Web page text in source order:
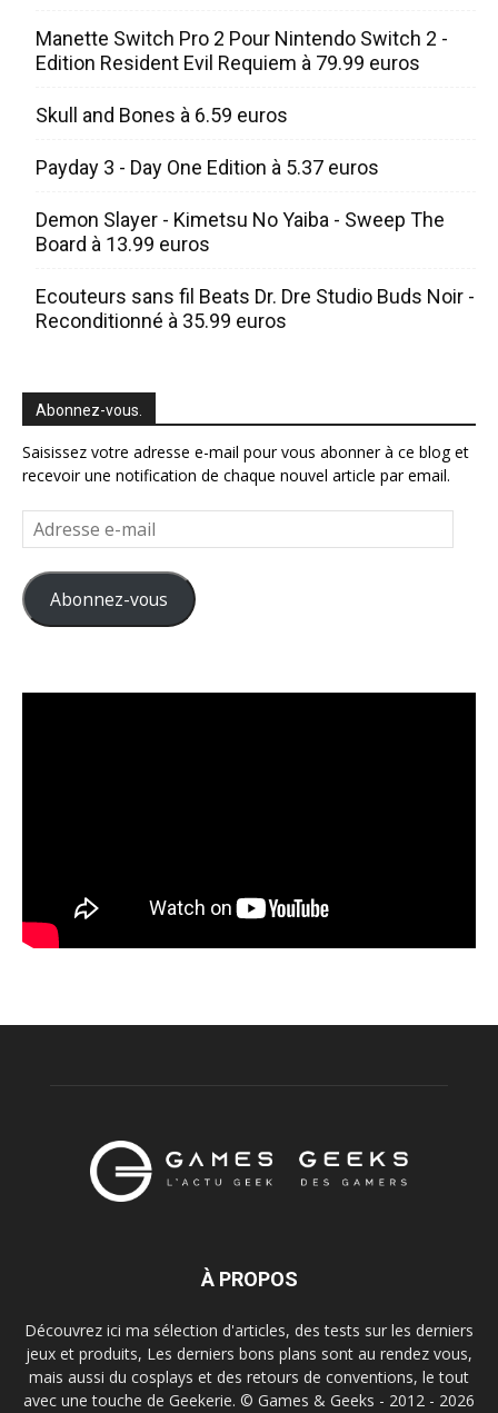
Manette Switch Pro 2 Pour Nintendo Switch 2 -
Edition Resident Evil Requiem à 79.99 euros
Skull and Bones à 6.59 euros
Payday 3 - Day One Edition à 5.37 euros
Demon Slayer - Kimetsu No Yaiba - Sweep The
Board à 13.99 euros
Ecouteurs sans fil Beats Dr. Dre Studio Buds Noir -
Reconditionné à 35.99 euros
Abonnez-vous.
Saisissez votre adresse e-mail pour vous abonner à ce blog et
recevoir une notification de chaque nouvel article par email.
Adresse
e-
mail
Abonnez-vous
À PROPOS
Découvrez ici ma sélection d'articles, des tests sur les derniers
jeux et produits, Les derniers bons plans sont au rendez vous,
mais aussi du cosplays et des retours de conventions, le tout
avec une touche de Geekerie. © Games & Geeks - 2012 - 2026